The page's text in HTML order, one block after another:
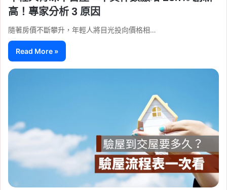
高！專家分析 3 原因
隨著房價不斷攀升，年輕人將目光投向價格相…
Read More »